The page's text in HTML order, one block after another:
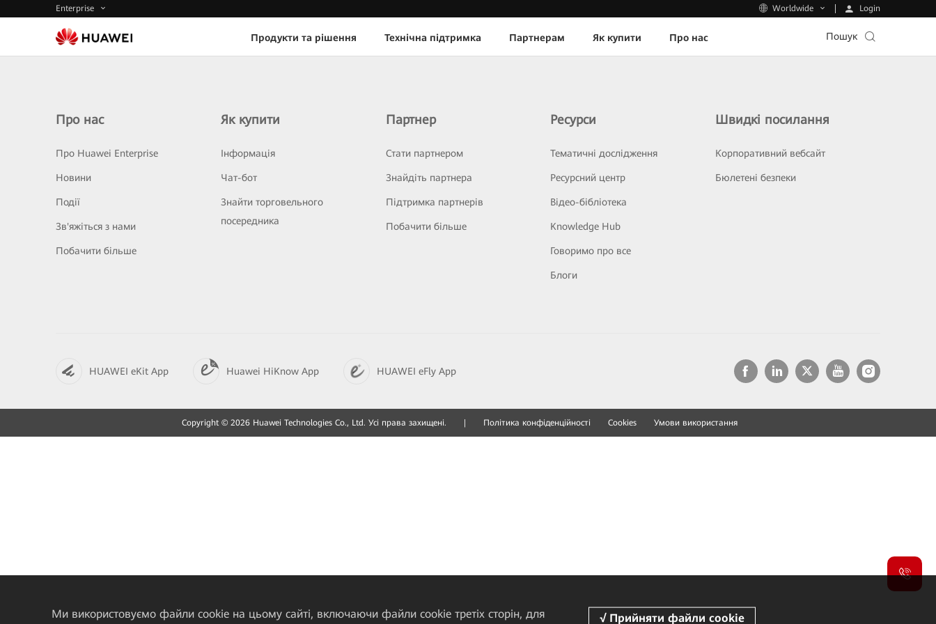
Enterprise Worldwide Login
Продукти та рішення Технічна підтримка Партнерам Як купити Про нас Пошук
Про нас
Про Huawei Enterprise
Новини
Події
Зв'яжіться з нами
Побачити більше
Як купити
Інформація
Чат-бот
Знайти торговельного
посередника
Партнер
Стати партнером
Знайдіть партнера
Підтримка партнерів
Побачити більше
Ресурси
Тематичні дослідження
Ресурсний центр
Відео-бібліотека
Knowledge Hub
Говоримо про все
Блоги
Швидкі посилання
Корпоративний вебсайт
Бюлетені безпеки
HUAWEI eKit App Huawei HiKnow App HUAWEI eFly App
Copyright © 2026 Huawei Technologies Co., Ltd. Усі права захищені. Політика конфіденційності Cookies Умови використання
Ми використовуємо файли cookie на цьому сайті, включаючи файли cookie третіх сторін, для